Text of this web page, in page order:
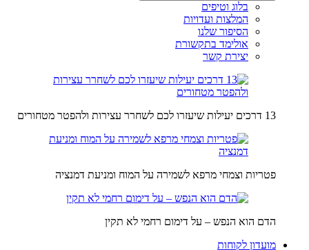
בלוג וטיפים
המלצות ועדויות
הסיפור שלנו
אולימד בתקשורת
יצירת קשר
13 דרכים יעילות שיעזרו לכם לשחרר עצירות ולהפטר מטחורים
פטריות וצמחי מרפא לשמירה על המוח ומניעת דמנציה
הדם הוא הנפש – על דימום רחמי לא תקין
מועדון לקוחות